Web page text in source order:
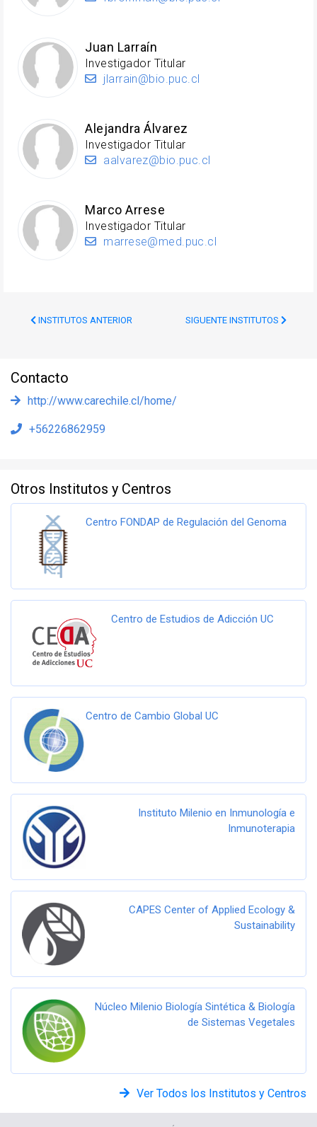
Juan Larraín
Investigador Titular
jlarrain@bio.puc.cl
Alejandra Álvarez
Investigador Titular
aalvarez@bio.puc.cl
Marco Arrese
Investigador Titular
marrese@med.puc.cl
INSTITUTOS ANTERIOR SIGUENTE INSTITUTOS
Contacto
http://www.carechile.cl/home/
+56226862959
Otros Institutos y Centros
Centro FONDAP de Regulación del Genoma
Centro de Estudios de Adicción UC
Centro de Cambio Global UC
Instituto Milenio en Inmunología e
Inmunoterapia
CAPES Center of Applied Ecology &
Sustainability
Núcleo Milenio Biología Sintética & Biología
de Sistemas Vegetales
Ver Todos los Institutos y Centros